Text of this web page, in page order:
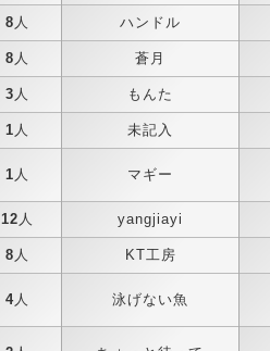
8 人 ハンドル
8 人 蒼月
3 人 もんた
1 人 未記入
1 人 マギー
12 人 yangjiayi
8 人 KT工房
4人 泳げない魚